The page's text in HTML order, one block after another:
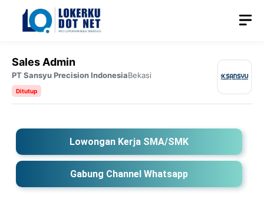
Langsung
Sales Admin
PT Sansyu Precision IndonesiaBekasi
Ditutup
Lowongan Kerja SMA/SMK
Gabung Channel Whatsapp